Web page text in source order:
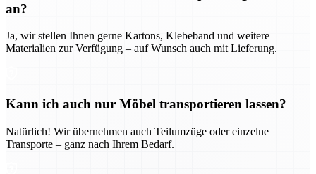
an?
Ja, wir stellen Ihnen gerne Kartons, Klebeband und weitere
Materialien zur Verfügung – auf Wunsch auch mit Lieferung.
Kann ich auch nur Möbel transportieren lassen?
Natürlich! Wir übernehmen auch Teilumzüge oder einzelne
Transporte – ganz nach Ihrem Bedarf.